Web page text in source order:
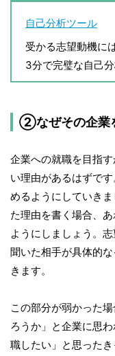
自己分析ツール
受かる志望動機に
3分で完璧な自己分
②なぜその企業
企業への就職を目指
い理由があるはずで
めるようにしていき
た理由を書く場合、
ようにしましょう。
聞いた相手が具体的
きます。
この部分が弱かった
ろうか」と企業に思
職したい」と思った